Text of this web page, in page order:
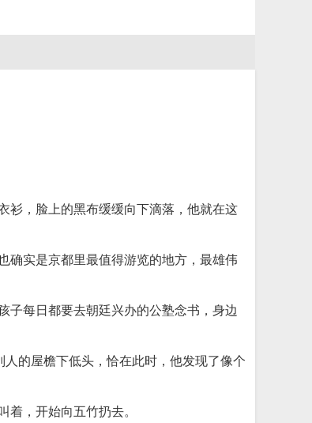
衫，脸上的黑布缓缓向下滴落，他就在这
确实是京都里最值得游览的地方，最雄伟
子每日都要去朝廷兴办的公塾念书，身边
的屋檐下低头，恰在此时，他发现了像个
，开始向五竹扔去。